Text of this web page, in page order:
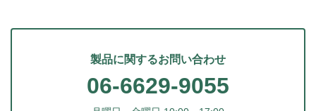
製品に関するお問い合わせ
06-6629-9055